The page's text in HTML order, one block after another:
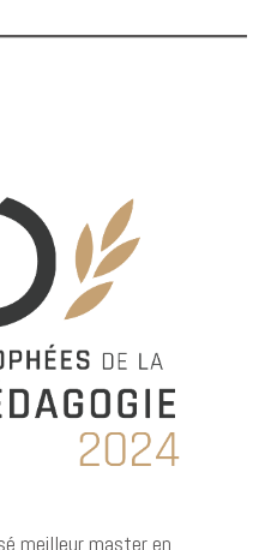
meilleur master en